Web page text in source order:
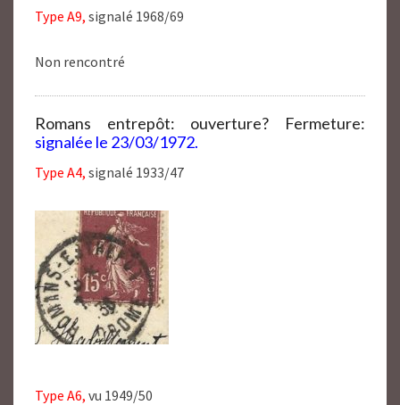
Type A9, signalé 1968/69
Non rencontré
Romans entrepôt: ouverture? Fermeture:
signalée le 23/03/1972.
Type A4, signalé 1933/47
Type A6, vu 1949/50